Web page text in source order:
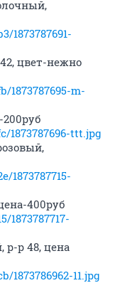
1873787691-
цвет-нежно
m-
ttt.jpg
400руб
р-р 48, цена
11.jpg